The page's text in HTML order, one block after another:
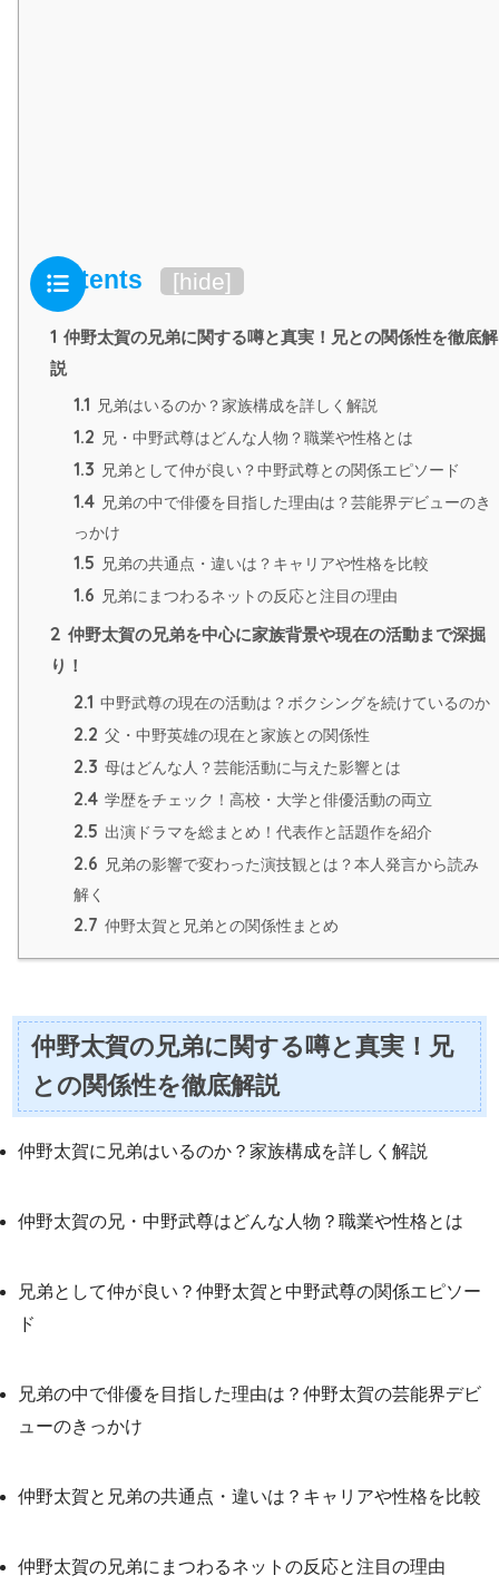
Contents [hide]
1 仲野太賀の兄弟に関する噂と真実！兄との関係性を徹底解
説
1.1 兄弟はいるのか？家族構成を詳しく解説
1.2 兄・中野武尊はどんな人物？職業や性格とは
1.3 兄弟として仲が良い？中野武尊との関係エピソード
1.4 兄弟の中で俳優を目指した理由は？芸能界デビューのき
っかけ
1.5 兄弟の共通点・違いは？キャリアや性格を比較
1.6 兄弟にまつわるネットの反応と注目の理由
2 仲野太賀の兄弟を中心に家族背景や現在の活動まで深掘
り！
2.1 中野武尊の現在の活動は？ボクシングを続けているのか
2.2 父・中野英雄の現在と家族との関係性
2.3 母はどんな人？芸能活動に与えた影響とは
2.4 学歴をチェック！高校・大学と俳優活動の両立
2.5 出演ドラマを総まとめ！代表作と話題作を紹介
2.6
兄弟の影響で変わった演技観とは？本人発言から読み
解く
2.7 仲野太賀と兄弟との関係性まとめ
仲野太賀の兄弟に関する噂と真実！兄
との関係性を徹底解説
仲野太賀に兄弟はいるのか？家族構成を詳しく解説
仲野太賀の兄・中野武尊はどんな人物？職業や性格とは
兄弟として仲が良い？仲野太賀と中野武尊の関係エピソー
ド
兄弟の中で俳優を目指した理由は？仲野太賀の芸能界デビ
ューのきっかけ
仲野太賀と兄弟の共通点・違いは？キャリアや性格を比較
仲野太賀の兄弟にまつわるネットの反応と注目の理由